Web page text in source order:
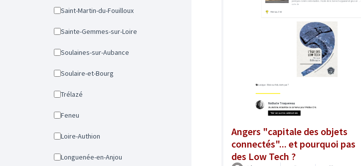
Saint-Martin-du-Fouilloux
Sainte-Gemmes-sur-Loire
Soulaines-sur-Aubance
Soulaire-et-Bourg
Trélazé
Feneu
Loire-Authion
Longuenée-en-Anjou
Angers "capitale des objets
connectés"... et pourquoi pas
des Low Tech ?